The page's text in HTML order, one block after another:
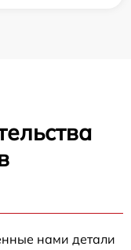
нами детали